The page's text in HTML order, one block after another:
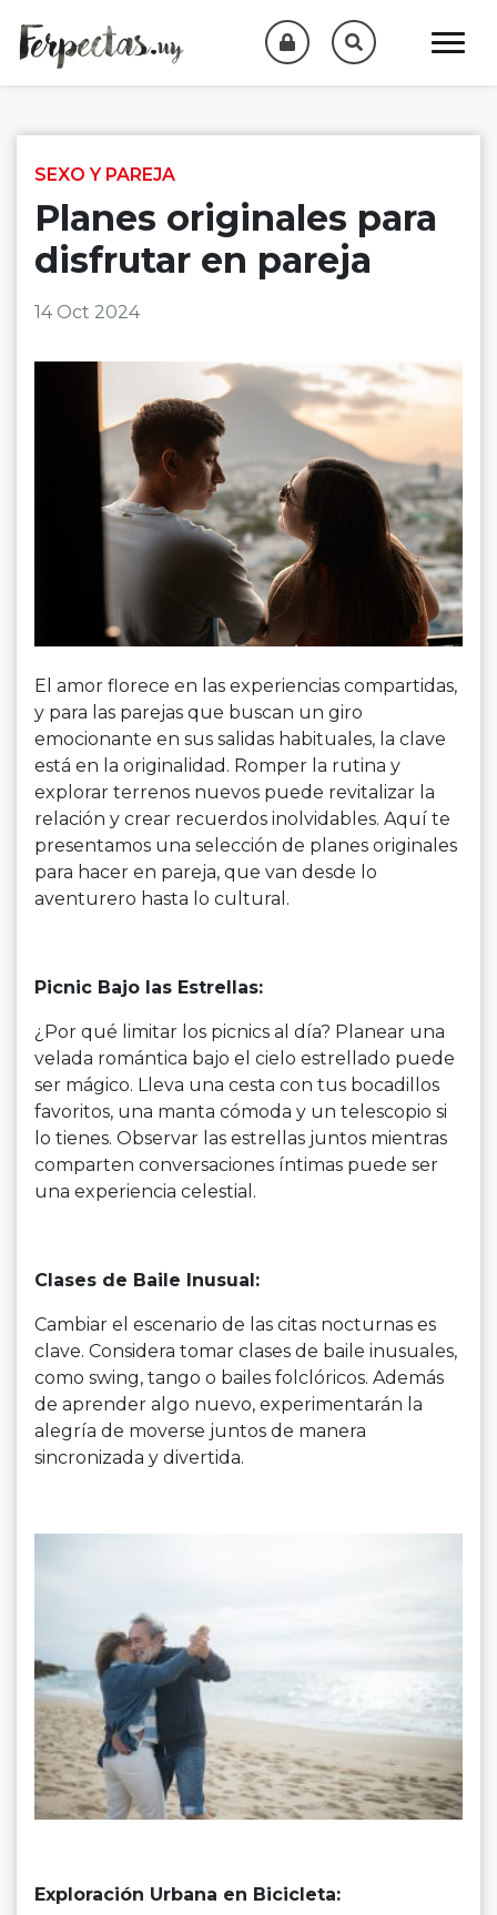
SEXO Y PAREJA
Planes originales para
disfrutar en pareja
14 Oct 2024
El amor florece en las experiencias compartidas,
y para las parejas que buscan un giro
emocionante en sus salidas habituales, la clave
está en la originalidad. Romper la rutina y
explorar terrenos nuevos puede revitalizar la
relación y crear recuerdos inolvidables. Aquí te
presentamos una selección de planes originales
para hacer en pareja, que van desde lo
aventurero hasta lo cultural.
Picnic Bajo las Estrellas:
¿Por qué limitar los picnics al día? Planear una
velada romántica bajo el cielo estrellado puede
ser mágico. Lleva una cesta con tus bocadillos
favoritos, una manta cómoda y un telescopio si
lo tienes. Observar las estrellas juntos mientras
comparten conversaciones íntimas puede ser
una experiencia celestial.
Clases de Baile Inusual:
Cambiar el escenario de las citas nocturnas es
clave. Considera tomar clases de baile inusuales,
como swing, tango o bailes folclóricos. Además
de aprender algo nuevo, experimentarán la
alegría de moverse juntos de manera
sincronizada y divertida.
Exploración Urbana en Bicicleta: